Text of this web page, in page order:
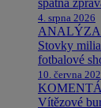
špatná
4. srpna 2026
ANALÝZA
Stovky
fotbalové
10. června
Vítězové